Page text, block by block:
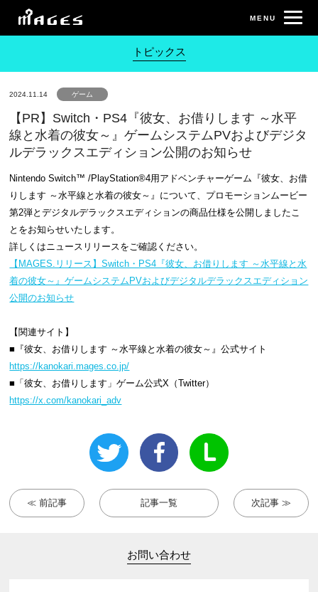
トピックス
2024.11.14 ゲーム
【PR】Switch・PS4『彼女、お借りします ～水平
線と水着の彼女～』ゲームシステムPVおよびデジタ
ルデラックスエディション公開のお知らせ
Nintendo Switch™ /PlayStation®4用アドベンチャーゲーム『彼女、お借
りします ～水平線と水着の彼女～』について、プロモーションムービー
第2弾とデジタルデラックスエディションの商品仕様を公開しましたこ
とをお知らせいたします。
詳しくはニュースリリースをご確認ください。
【MAGES.リリース】Switch・PS4『彼女、お借りします ～水平線と水
着の彼女～』ゲームシステムPVおよびデジタルデラックスエディション
公開のお知らせ
【関連サイト】
■『彼女、お借りします ～水平線と水着の彼女～』公式サイト
https://kanokari.mages.co.jp/
■「彼女、お借りします」ゲーム公式X（Twitter）
https://x.com/kanokari_adv
≪ 前記事 記事一覧 次記事 ≫
お問い合わせ